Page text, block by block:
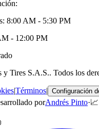
8:00 AM - 5:30 PM
- 12:00 PM
y Tires S.A.S.. Todos los
|Términos| Configuración
porAndrés Pinto·